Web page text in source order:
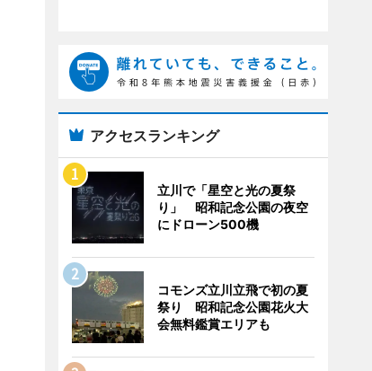
アクセスランキング
立川で「星空と光の夏祭
り」 昭和記念公園の夜空
にドローン500機
コモンズ立川立飛で初の夏
祭り 昭和記念公園花火大
会無料鑑賞エリアも